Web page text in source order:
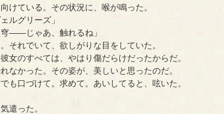
けている。その状況に、喉が鳴った。
ルグリーズ」
穹――じゃあ、触れるね」
それでいて、欲しがりな目をしていた。
女のすべては、やはり傷だらけだったからだ。
なかった。その姿が、美しいと思ったのだ。
も口づけて。求めて。あいしてると、呟いた。
遣った。